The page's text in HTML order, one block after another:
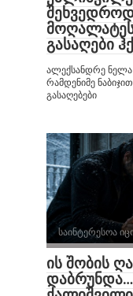
მოღალატეს
გასაღები
ალექსანდრე
რამდენიმე
გასაღებები
საინტერესოა
ის შობის